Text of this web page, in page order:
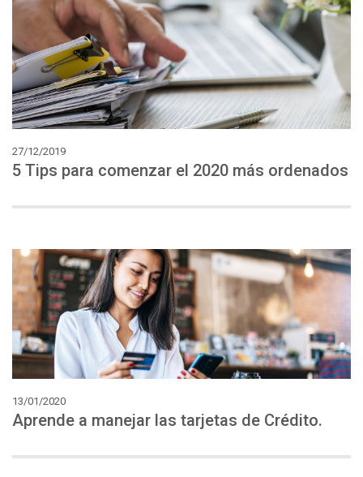
27/12/2019
5 Tips para comenzar el 2020 más ordenados
13/01/2020
Aprende a manejar las tarjetas de Crédito.